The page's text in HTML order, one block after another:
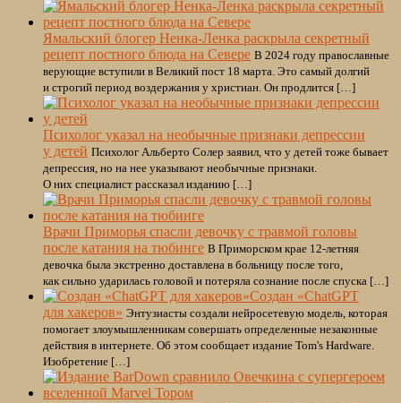
Ямальский блогер Ненка-Ленка раскрыла секретный
рецепт постного блюда на Севере В 2024 году православные
верующие вступили в Великий пост 18 марта. Это самый долгий
и строгий период воздержания у христиан. Он продлится […]
Психолог указал на необычные признаки депрессии
у детей Психолог Альберто Солер заявил, что у детей тоже бывает
депрессия, но на нее указывают необычные признаки.
О них специалист рассказал изданию […]
Врачи Приморья спасли девочку с травмой головы
после катания на тюбинге В Приморском крае 12-летняя
девочка была экстренно доставлена в больницу после того,
как сильно ударилась головой и потеряла сознание после спуска […]
Создан «ChatGPT
для хакеров» Энтузиасты создали нейросетевую модель, которая
помогает злоумышленникам совершать определенные незаконные
действия в интернете. Об этом сообщает издание Tom's Hardware.
Изобретение […]